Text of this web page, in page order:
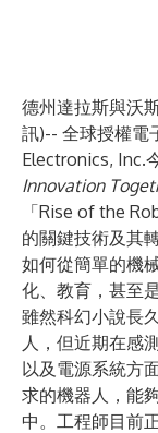
德州達拉斯與沃
訊)-- 全球授權電
Electronics, Inc.
Innovation
「Rise of the
的關鍵技術及其
如何從簡單的機
化、教育，甚至
雖然科幻小說長
人，但近期在感
以及電源系統方
求的機器人，能
中。工程師目前